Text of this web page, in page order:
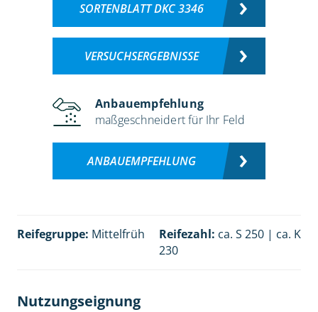
SORTENBLATT DKC 3346
VERSUCHSERGEBNISSE
Anbauempfehlung
maßgeschneidert für Ihr Feld
ANBAUEMPFEHLUNG
Reifegruppe: Mittelfrüh Reifezahl: ca. S 250 | ca. K
230
Nutzungseignung